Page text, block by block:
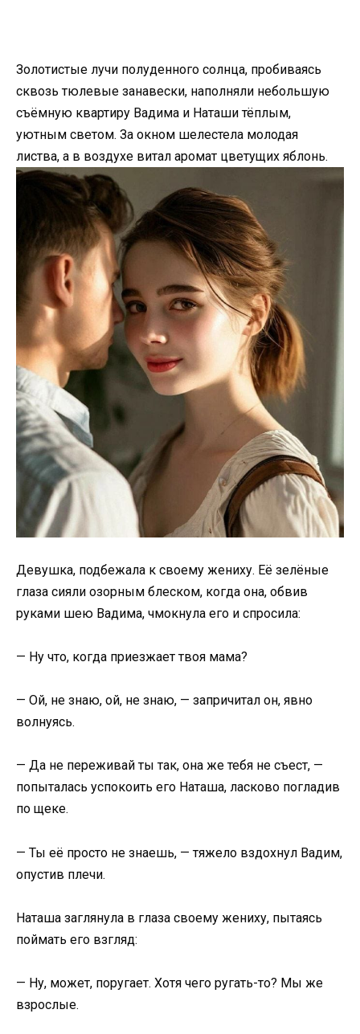
Золотистые лучи полуденного солнца, пробиваясь
сквозь тюлевые занавески, наполняли небольшую
съёмную квартиру Вадима и Наташи тёплым,
уютным светом. За окном шелестела молодая
листва, а в воздухе витал аромат цветущих яблонь.
Девушка, подбежала к своему жениху. Её зелёные
глаза сияли озорным блеском, когда она, обвив
руками шею Вадима, чмокнула его и спросила:
— Ну что, когда приезжает твоя мама?
— Ой, не знаю, ой, не знаю, — запричитал он, явно
волнуясь.
— Да не переживай ты так, она же тебя не съест, —
попыталась успокоить его Наташа, ласково погладив
по щеке.
— Ты её просто не знаешь, — тяжело вздохнул Вадим,
опустив плечи.
Наташа заглянула в глаза своему жениху, пытаясь
поймать его взгляд:
— Ну, может, поругает. Хотя чего ругать-то? Мы же
взрослые.